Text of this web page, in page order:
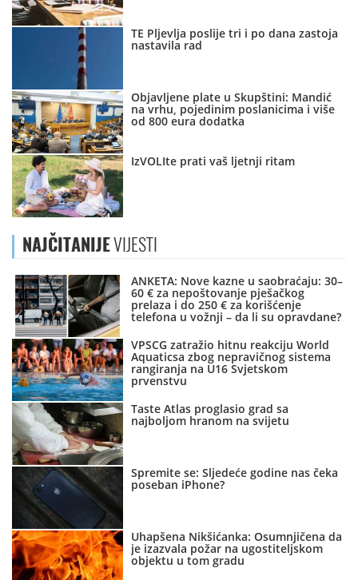
TE Pljevlja poslije tri i po dana zastoja
nastavila rad
Objavljene plate u Skupštini: Mandić
na vrhu, pojedinim poslanicima i više
od 800 eura dodatka
IzVOLIte prati vaš ljetnji ritam
NAJČITANIJEVIJESTI
ANKETA: Nove kazne u saobraćaju: 30–
60 € za nepoštovanje pješačkog
prelaza i do 250 € za korišćenje
telefona u vožnji – da li su opravdane?
VPSCG zatražio hitnu reakciju World
Aquaticsa zbog nepravičnog sistema
rangiranja na U16 Svjetskom
prvenstvu
Taste Atlas proglasio grad sa
najboljom hranom na svijetu
Spremite se: Sljedeće godine nas čeka
poseban iPhone?
Uhapšena Nikšićanka: Osumnjičena da
je izazvala požar na ugostiteljskom
objektu u tom gradu